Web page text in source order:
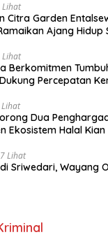
Lihat
Citra Garden
Ajang Hidup
Lihat
Berkomitmen
Percepatan
Dua
Ekosistem Halal
Lihat
Sriwedari, Wayang